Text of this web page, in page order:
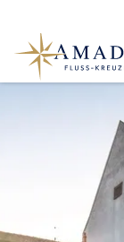
Alle Monate